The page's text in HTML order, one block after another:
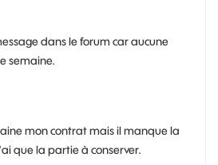
dans le forum car aucune
semaine.
mon contrat mais il manque la
que la partie à conserver.